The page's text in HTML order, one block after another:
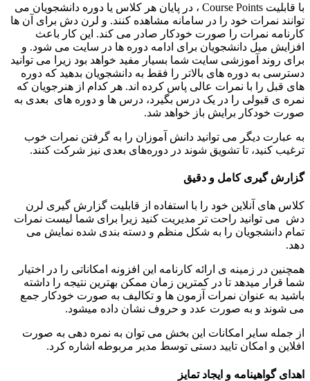
با قابلیت Course Points ، در پایان هر کلاس یا دوره دانشجویان می
توانند نمرات خود را در سامانه مشاهده کنند. و لرن دش برای آن‌ ها
کارنامه نمرات را صورت خودکار صادر می‌ کند. این کار باعث
افزایش میل دانشجویان برای ادامه دوره ها در سایت می شود. و
برای روند آموزشی سایت شما بسیار مفید خواهد بود زیرا می‌ توانید
دسترسی به دوره‌ های بالاتر را فقط به دانشجویان بدهید که دوره
های قبل را با نمرات عالی پاس کرده اند. هر کدام از هنرجویان که
نمره‌ ی قبولی را در یک درس بگیرد، درس ها و دوره های بعدی به
صورت خودکار برایش باز خواهد شد.
به عبارت دیگر می‌ توانید دانش‌ آموزان را به گرفتن نمرات خوب
ترغیب کنید، تا تشویق شوند در دوره‌های بعدی نیز شرکت کنند.
گزارش گیری کامل و دقیق
کلاس های آنلاین خود را با استفاده از قابلیت گزارش گیری لرن
دش می توانید راحت تر مدیریت کنید زیرا برای شما لیست نمرات
تمام دانشجویان را به شکل منظم و دسته‌ بندی شده نمایش می
دهد.
همچنین در زمینه ی ارائه کارنامه این افزونه امکاناتی را در اختیار
شما قرار میدهد تا در کمترین زمان ممکن بهترین نتیجه را داشته
باشید به عنوان نمرات آزمون ها و تکالیف به صورت خودکار جمع
می شوند و به صورت عدد و حروف نشان داده میشود.
از جمله سایر امکانات این بخش می توان به نمره دهی به صورت
افلاین و امکان تایید دستی توسط مدیر مربوطه اشاره کرد.
اهدای گواهینامه و ایجاد تمایز